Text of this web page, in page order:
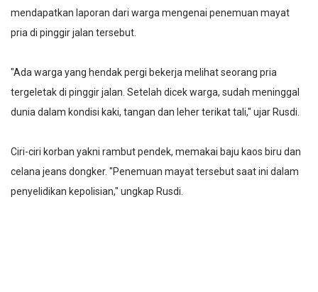
mendapatkan laporan dari warga mengenai penemuan mayat
pria di pinggir jalan tersebut.
"Ada warga yang hendak pergi bekerja melihat seorang pria
tergeletak di pinggir jalan. Setelah dicek warga, sudah meninggal
dunia dalam kondisi kaki, tangan dan leher terikat tali," ujar Rusdi.
Ciri-ciri korban yakni rambut pendek, memakai baju kaos biru dan
celana jeans dongker. "Penemuan mayat tersebut saat ini dalam
penyelidikan kepolisian," ungkap Rusdi.